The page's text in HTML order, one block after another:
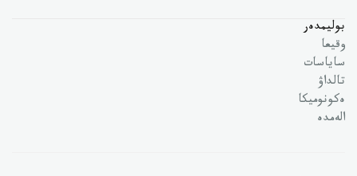
بوليمدەر
وقيعا
ساياسات
تالداۋ
ەكونوميكا
الەمدە